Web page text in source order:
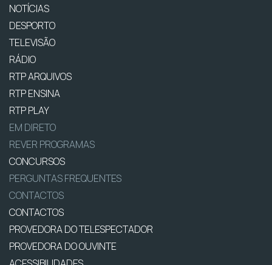
NOTÍCIAS
DESPORTO
TELEVISÃO
RÁDIO
RTP ARQUIVOS
RTP ENSINA
RTP PLAY
EM DIRETO
REVER PROGRAMAS
CONCURSOS
PERGUNTAS FREQUENTES
CONTACTOS
CONTACTOS
PROVEDORA DO TELESPECTADOR
PROVEDORA DO OUVINTE